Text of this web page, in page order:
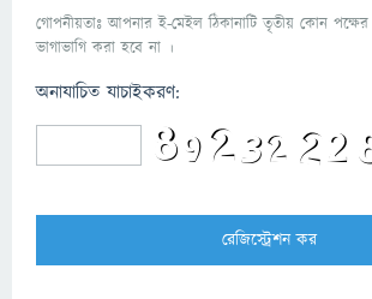
গোপনীয়তাঃ আপনার ই-মেইল ঠিকানাটি তৃতীয় কোন পক্ষের
ভাগাভাগি করা হবে না ।
অনাযাচিত যাচাইকরণ: